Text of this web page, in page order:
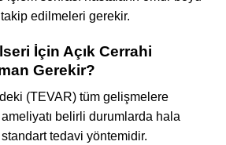
edilmeleri gerekir.
İçin Açık Cerrahi
Gerekir?
(TEVAR) tüm gelişmelere
belirli durumlarda hala
tedavi yöntemidir.